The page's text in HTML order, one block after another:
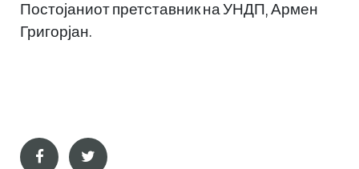
Постојаниот претставник на УНДП, Армен
Григорјан.